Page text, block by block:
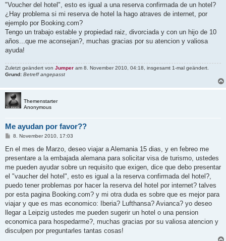
"Voucher del hotel", esto es igual a una reserva confirmada de un hotel?
¿Hay problema si mi reserva de hotel la hago atraves de internet, por
ejemplo por Booking.com?
Tengo un trabajo estable y propiedad raiz, divorciada y con un hijo de 10
años...que me aconsejan?, muchas gracias por su atencion y valiosa
ayuda!
Zuletzt geändert von Jumper am 8. November 2010, 04:18, insgesamt 1-mal geändert.
Grund: Betreff angepasst
Themenstarter
Anonymous
Me ayudan por favor??
B
i
r
a
8. November 2010, 17:03
En el mes de Marzo, deseo viajar a Alemania 15 dias, y en febreo me
presentare a la embajada alemana para solicitar visa de turismo, ustedes
me pueden ayudar sobre un requisito que exigen, dice que debo presentar
el "vaucher del hotel", esto es igual a la reserva confirmada del hotel?,
puedo tener problemas por hacer la reserva del hotel por internet? talves
por esta pagina Booking.com? y mi otra duda es sobre que es mejor para
viajar y que es mas economico: Iberia? Lufthansa? Avianca? yo deseo
llegar a Leipzig ustedes me pueden sugerir un hotel o una pension
economica para hospedarme?, muchas gracias por su valiosa atencion y
disculpen por preguntarles tantas cosas!